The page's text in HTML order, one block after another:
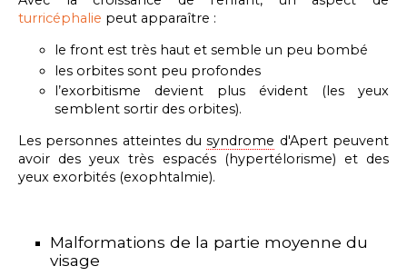
turricéphalie peut apparaître :
le front est très haut et semble un peu bombé
les orbites sont peu profondes
l’exorbitisme devient plus évident (les yeux
semblent sortir des orbites).
Les personnes atteintes dusyndrome d'Apert peuvent
avoir des yeux très espacés (hypertélorisme) et des
yeux exorbités (exophtalmie).
Malformations de la partie moyenne du
visage